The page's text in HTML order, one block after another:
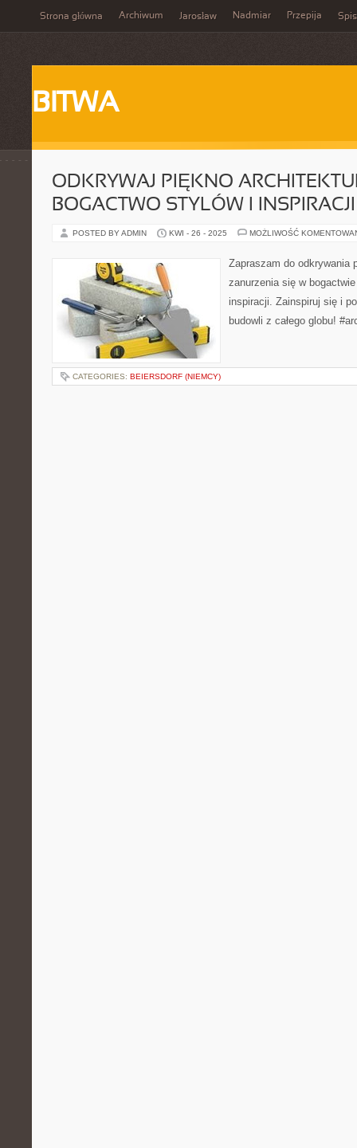
Strona główna Archiwum Jarosław Nadmiar Przepija
BITWA
ODKRYWAJ PIĘKNO
BOGACTWO STYLÓW I INSPIRACJI
POSTED BY ADMIN KWI - 26 - 2025 MOŻLIWOŚĆ
Zapraszam do odkrywania
zanurzenia się w
inspiracji. Zainspiruj się i
budowli z całego globu!
CATEGORIES: BEIERSDORF (NIEMCY)